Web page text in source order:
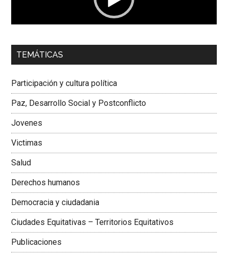
00:00 01:04
Dra. Carolina Corcho Mejía,Presidenta Corporación
Colombiana
TEMÁTICAS
Participación y cultura política
Paz, Desarrollo Social y Postconflicto
Jovenes
Victimas
Salud
Derechos humanos
Democracia y ciudadania
Ciudades Equitativas – Territorios Equitativos
Publicaciones